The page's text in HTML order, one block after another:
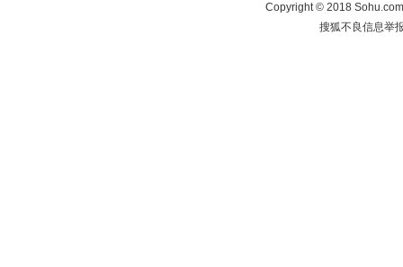
Copyright©2018
搜狐不良信息举